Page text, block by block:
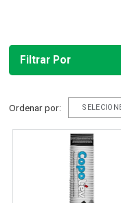
Filtrar Por
Ordenar por: